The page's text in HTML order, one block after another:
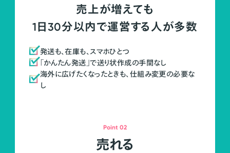
売上が増えても
1日30分以内で運営する人が多数
発送も、在庫も、スマホひとつ
「かんたん発送」で送り状作成の手間なし
海外に広げたくなったときも、仕組み変更の必要な
し
Point 02
売れる